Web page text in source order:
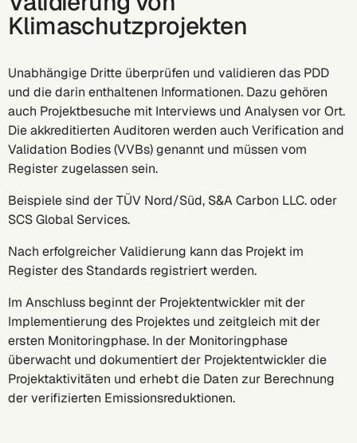
Klimaschutzprojekten
Unabhängige Dritte überprüfen und validieren das PDD
und die darin enthaltenen Informationen. Dazu gehören
auch Projektbesuche mit Interviews und Analysen vor Ort.
Die akkreditierten Auditoren werden auch Verification and
Validation Bodies (VVBs) genannt und müssen vom
Register zugelassen sein.
Beispiele sind der TÜV Nord/Süd, S&A Carbon LLC. oder
SCS Global Services.
Nach erfolgreicher Validierung kann das Projekt im
Register des Standards registriert werden.
Im Anschluss beginnt der Projektentwickler mit der
Implementierung des Projektes und zeitgleich mit der
ersten Monitoringphase. In der Monitoringphase
überwacht und dokumentiert der Projektentwickler die
Projektaktivitäten und erhebt die Daten zur Berechnung
der verifizierten Emissionsreduktionen.